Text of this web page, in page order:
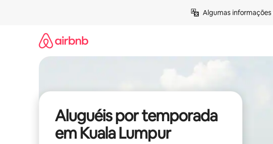
Algumas
Aluguéis por temporada
em Kuala Lumpur